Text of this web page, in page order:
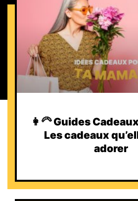
👩‍🦳 Guides
Les cadeaux
adorer